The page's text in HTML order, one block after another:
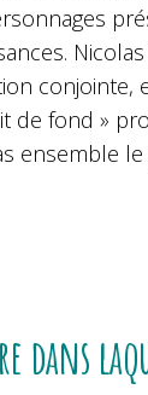
de fond »
ensemble
dans